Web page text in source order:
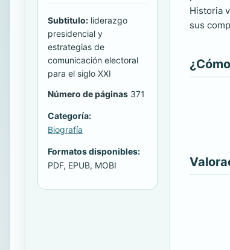
Subtitulo: liderazgo
presidencial y
estrategias de
comunicación electoral
para el siglo XXI
Número de páginas 371
Categoría:
Biografía
Formatos disponibles:
PDF, EPUB, MOBI
Historia
sus